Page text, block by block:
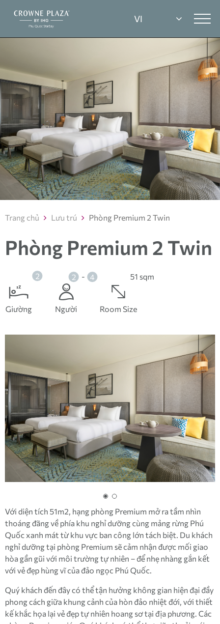
Trang chủ Lưu trú Phòng Premium 2 Twin
Phòng Premium 2 Twin
2
Giường
2 - 4
Người
51 sqm
Room Size
Với diện tích 51m2, hạng phòng Premium mở ra tầm nhìn
thoáng đãng về phía khu nghỉ dưỡng cùng mảng rừng Phú
Quốc xanh mát từ khu vực ban công lớn tách biệt. Du khách
nghỉ dưỡng tại phòng Premium sẽ cảm nhận được mối giao
hòa gần gũi với môi trường tự nhiên – để nhẹ nhàng gắn kết
với vẻ đẹp hùng vĩ của đảo ngọc Phú Quốc.
Quý khách đến đây có thể tận hưởng không gian hiện đại đầy
phong cách giữa khung cảnh của hòn đảo nhiệt đới, với thiết
kế khắc họa lại vẻ đẹp tự nhiên hoang sơ tại địa phương. Các